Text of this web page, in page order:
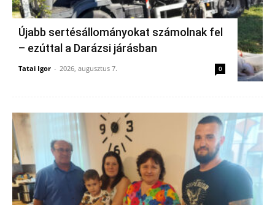
Újabb sertésállományokat számolnak fel
– ezúttal a Darázsi járásban
Tatai Igor - 2026, augusztus 7. 0